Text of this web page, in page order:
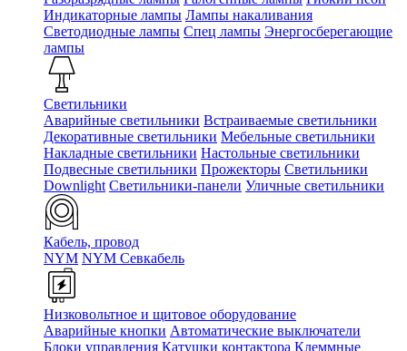
Индикаторные лампы Лампы накаливания
Светодиодные лампы Спец лампы Энергосберегающие
лампы
Светильники
Аварийные светильники Встраиваемые светильники
Декоративные светильники Мебельные светильники
Накладные светильники Настольные светильники
Подвесные светильники Прожекторы Светильники
Downlight Светильники-панели Уличные светильники
Кабель, провод
NYM NYM Севкабель
Низковольтное и щитовое оборудование
Аварийные кнопки Автоматические выключатели
Блоки управления Катушки контактора Клеммные